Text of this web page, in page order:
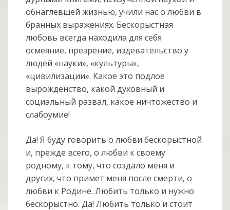
обнаглевшей жизнью, учили нас о любви в
бранных выражениях. Бескорыстная
любовь всегда находила для себя
осмеяние, презрение, издевательство у
людей «науки», «культуры»,
«цивилизации». Какое это подлое
вырожденство, какой духовный и
социальный развал, какое ничтожество и
слабоумие!
Да! Я буду говорить о любви бескорыстной
и, прежде всего, о любви к своему
родному, к тому, что создало меня и
других, что примет меня после смерти, о
любви к Родине. Любить только и нужно
бескорыстно. Да! Любить только и стоит